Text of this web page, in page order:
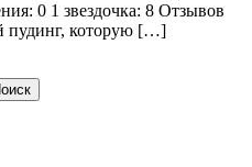
0 1 звездочка: 8 Отзывов
пудинг, которую […]